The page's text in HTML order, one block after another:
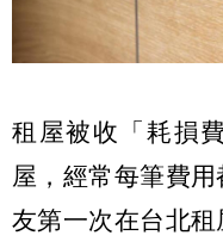
租屋被收「耗損
屋，經常每筆費
友第一次在台北